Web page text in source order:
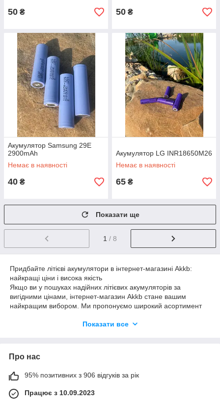
50 ₴ 50 ₴
Акумулятор Samsung 29E
2900mAh
Немає в наявності
40 ₴
Акумулятор LG INR18650M26
Немає в наявності
65 ₴
Показати ще
1 / 8
Придбайте літієві акумулятори в інтернет-магазині Akkb:
найкращі ціни і висока якість
Якщо ви у пошуках надійних літієвих акумуляторів за
вигідними цінами, інтернет-магазин Akkb стане вашим
найкращим вибором. Ми пропонуємо широкий асортимент
забезпечуючи ефективне і стабільне живлення для ваших
У нашому магазині ви знайдете літієві акумулятори за
якість продукції, що дозволяє вашим пристроям працювати
і надійність за доступною ціною.
Показати все
Про нас
95% позитивних з 906 відгуків за рік
Працює з 10.09.2023